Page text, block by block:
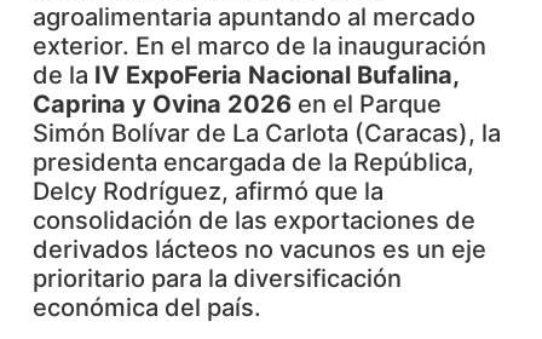
agroalimentaria apuntando al mercado
exterior. En el marco de la inauguración
de la IV ExpoFeria Nacional Bufalina,
Caprina y Ovina 2026 en el Parque
Simón Bolívar de La Carlota (Caracas), la
presidenta encargada de la República,
Delcy Rodríguez, afirmó que la
consolidación de las exportaciones de
derivados lácteos no vacunos es un eje
prioritario para la diversificación
económica del país.